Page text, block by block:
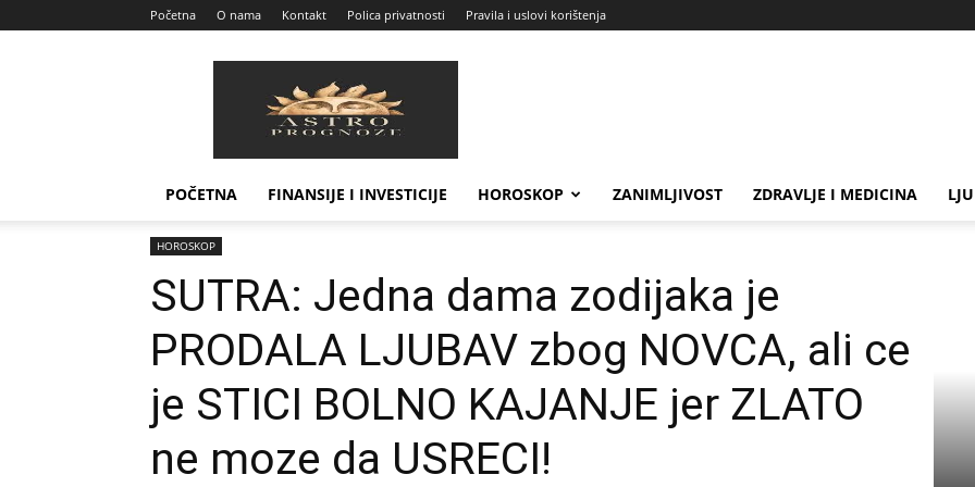
Početna O nama Kontakt Polica privatnosti Pravila i uslovi korištenja
Prognoze
POČETNA FINANSIJE I INVESTICIJE HOROSKOP ZANIMLJIVOST ZDRAVLJE I MEDICINA
Home HOROSKOP
HOROSKOP
SUTRA: Jedna dama zodijaka je
PRODALA LJUBAV zbog NOVCA, ali ce
je STICI BOLNO KAJANJE jer ZLATO
ne moze da USRECI!